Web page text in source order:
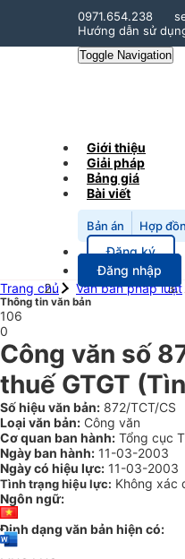
0971.654.238
Hướng dẫn sử
Toggle Navigation
Giới thiệu
Giải pháp
Bảng giá
Bài viết
Bản án Hợp
Đăng ký
Đăng nhập
Trang chủ
Văn bản pháp luật
Thông tin văn bản
106
0
Công văn số
thuế GTGT
Số hiệu văn bản: 872/TCT/CS
Loại văn bản: Công văn
Cơ quan ban hành: Tổng cục
Ngày ban hành: 11-03-2003
Ngày có hiệu lực: 11-03-2003
Tình trạng hiệu lực: Không xác
Ngôn ngữ:
Định dạng văn bản hiện có: